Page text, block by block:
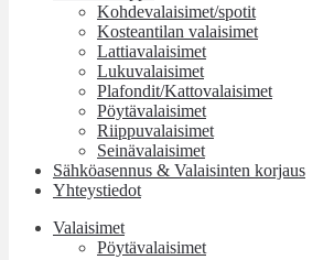
Kohdevalaisimet/spotit
Kosteantilan valaisimet
Lattiavalaisimet
Lukuvalaisimet
Plafondit/Kattovalaisimet
Pöytävalaisimet
Riippuvalaisimet
Seinävalaisimet
Sähköasennus & Valaisinten korjaus
Yhteystiedot
Valaisimet
Pöytävalaisimet